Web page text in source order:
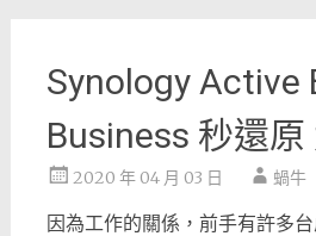
Synology Active
Business 秒還原
2020 年 04 月 03 日 蝸牛
因為工作的關係，前手有許多